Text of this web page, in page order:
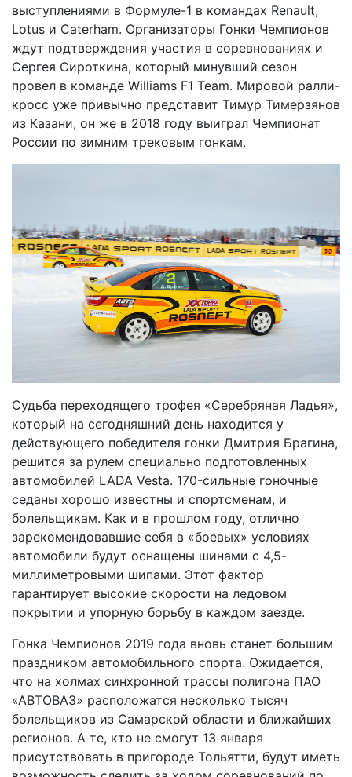
выступлениями в Формуле-1 в командах Renault,
Lotus и Caterham. Организаторы Гонки Чемпионов
ждут подтверждения участия в соревнованиях и
Сергея Сироткина, который минувший сезон
провел в команде Williams F1 Team. Мировой ралли-
кросс уже привычно представит Тимур Тимерзянов
из Казани, он же в 2018 году выиграл Чемпионат
России по зимним трековым гонкам.
Судьба переходящего трофея «Серебряная Ладья»,
который на сегодняшний день находится у
действующего победителя гонки Дмитрия Брагина,
решится за рулем специально подготовленных
автомобилей LADA Vesta. 170-сильные гоночные
седаны хорошо известны и спортсменам, и
болельщикам. Как и в прошлом году, отлично
зарекомендовавшие себя в «боевых» условиях
автомобили будут оснащены шинами с 4,5-
миллиметровыми шипами. Этот фактор
гарантирует высокие скорости на ледовом
покрытии и упорную борьбу в каждом заезде.
Гонка Чемпионов 2019 года вновь станет большим
праздником автомобильного спорта. Ожидается,
что на холмах синхронной трассы полигона ПАО
«АВТОВАЗ» расположатся несколько тысяч
болельщиков из Самарской области и ближайших
регионов. А те, кто не смогут 13 января
присутствовать в пригороде Тольятти, будут иметь